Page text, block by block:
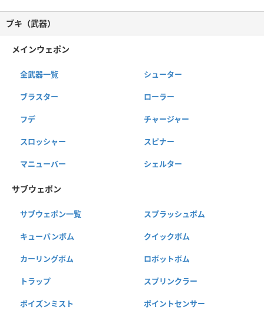
ブキ（武器）
メインウェポン
全武器一覧 シューター
ブラスター ローラー
フデ チャージャー
スロッシャー スピナー
マニューバー シェルター
サブウェポン
サブウェポン一覧 スプラッシュボム
キューバンボム クイックボム
カーリングボム ロボットボム
トラップ スプリンクラー
ポイズンミスト ポイントセンサー